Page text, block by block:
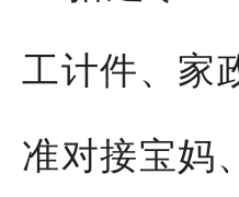
工计件、家
准对接宝妈